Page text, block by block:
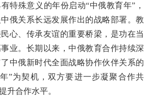
特殊意义的年份启动“中俄教育年”，
俄关系长远发展作出的战略部署。教
心、传承友谊的重要桥梁，是功在当
业。长期以来，中俄教育合作持续深
中俄新时代全面战略协作伙伴关系的
”为契机，双方要进一步凝聚合作共
升合作水平。